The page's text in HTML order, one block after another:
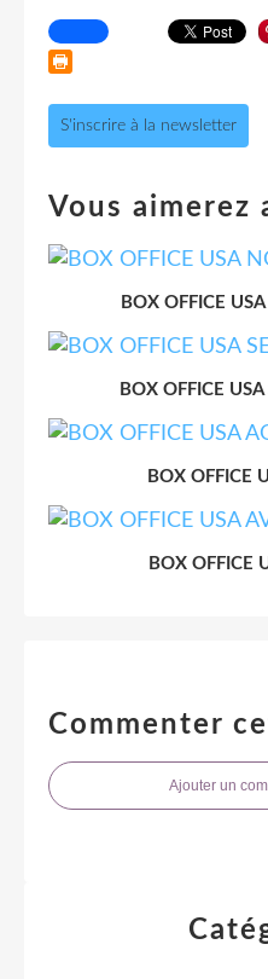
S'inscrire à la newsletter
Vous aimerez
BOX OFFICE
BOX OFFICE
BOX OFFICE
BOX OFFICE
Commenter
Ajouter un